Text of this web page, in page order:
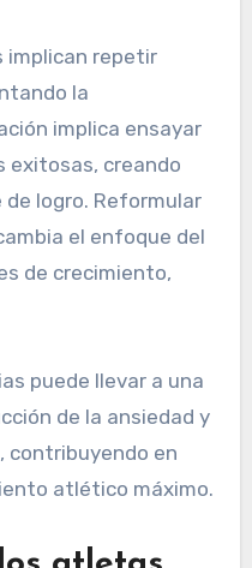
implican repetir
la
implica ensayar
exitosas, creando
logro. Reformular
el enfoque del
de crecimiento,
puede llevar a una
de la ansiedad y
contribuyendo en
atlético máximo.